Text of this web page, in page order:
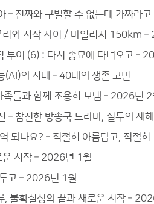
– 진짜와 구별할 수 없는데 가짜라
리와 시작 사이 / 마일리지 150km
투어 (6) : 다시 종묘에 다녀오고 –
(AI)의 시대 – 40대의 생존 고민
들과 함께 조용히 보냄 – 2026년 2
– 참신한 방송국 드라마, 질투의 재
되나요? – 적절히 아름답고, 적절히
시작 – 2026년 1월
고 – 2026년 1월
불확실성의 끝과 새로운 시작 –